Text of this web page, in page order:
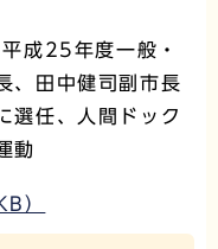
成25年度一般・
、田中健司副市長
選任、人間ドック
動
）